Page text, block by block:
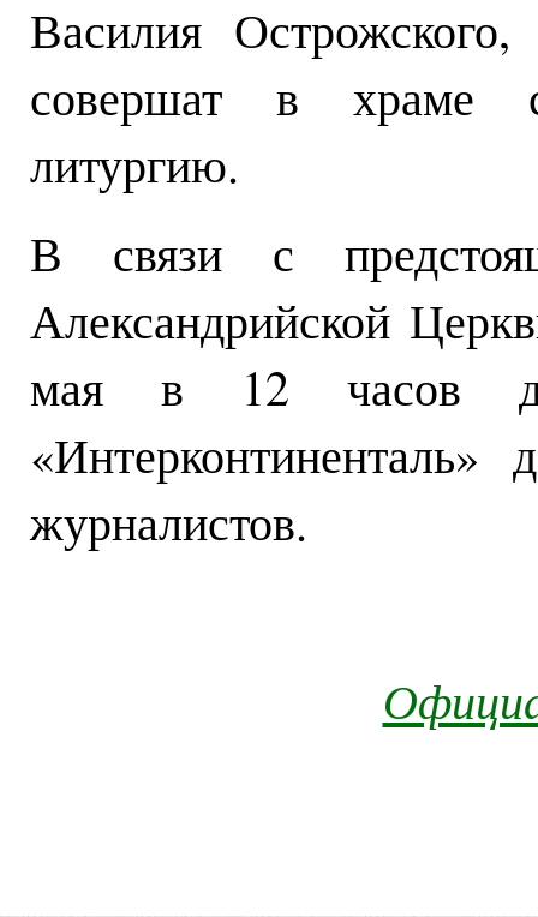
Василия
совершат в храме
литургию.
В связи с
Александрийской
мая в 12 часов
«Интерконтиненталь»
журналистов.